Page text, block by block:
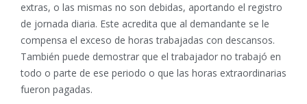
extras, o las mismas no son debidas, aportando el registro
de jornada diaria. Este acredita que al demandante se le
compensa el exceso de horas trabajadas con descansos.
También puede demostrar que el trabajador no trabajó en
todo o parte de ese periodo o que las horas extraordinarias
fueron pagadas.